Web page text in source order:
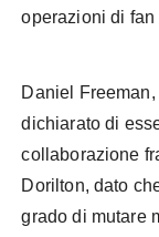
operazioni di
Daniel
dichiarato di
collaborazione
Dorilton, dato
grado di mutare